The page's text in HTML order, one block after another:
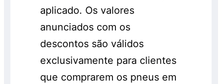
aplicado. Os valores
anunciados com os
descontos são válidos
exclusivamente para clientes
que comprarem os pneus em